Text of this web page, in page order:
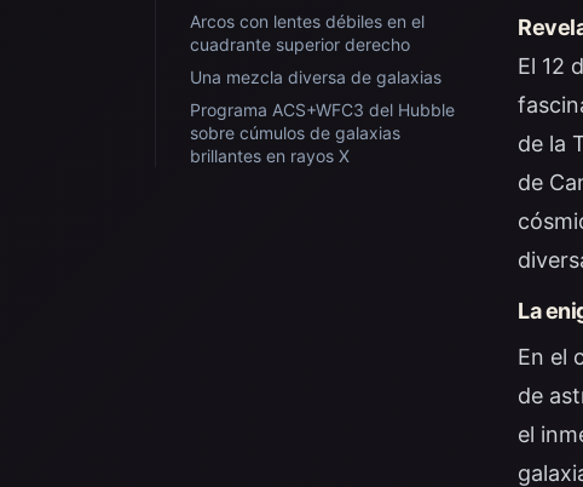
Arcos con lentes débiles en el
cuadrante superior derecho
Una mezcla diversa de galaxias
Programa ACS+WFC3 del Hubble
sobre cúmulos de galaxias
brillantes en rayos X
El 12
de la
de
La
En el
de
el